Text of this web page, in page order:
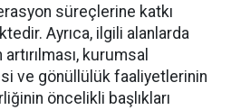
süreçlerine katkı
Ayrıca, ilgili alanlarda
kurumsal
ve gönüllülük faaliyetlerinin
öncelikli başlıkları